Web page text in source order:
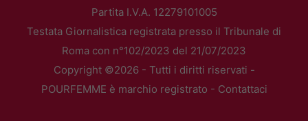
Partita I.V.A. 12279101005
Testata Giornalistica registrata presso il Tribunale di
Roma con n°102/2023 del 21/07/2023
Copyright ©2026 - Tutti i diritti riservati -
POURFEMME è marchio registrato - Contattaci